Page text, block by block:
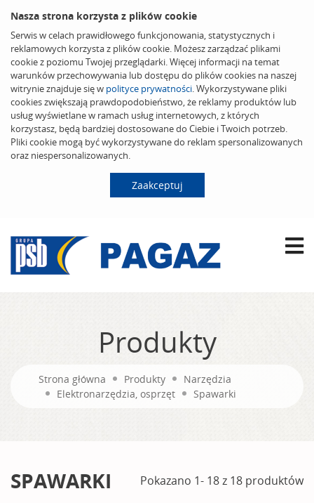
Nasza strona korzysta z plików cookie
Serwis w celach prawidłowego funkcjonowania, statystycznych i
reklamowych korzysta z plików cookie. Możesz zarządzać plikami
cookie z poziomu Twojej przeglądarki. Więcej informacji na temat
warunków przechowywania lub dostępu do plików cookies na naszej
witrynie znajduje się w polityce prywatności. Wykorzystywane pliki
cookies zwiększają prawdopodobieństwo, że reklamy produktów lub
usług wyświetlane w ramach usług internetowych, z których
korzystasz, będą bardziej dostosowane do Ciebie i Twoich potrzeb.
Pliki cookie mogą być wykorzystywane do reklam spersonalizowanych
oraz niespersonalizowanych.
Zaakceptuj
Produkty
Strona główna Produkty
Narzędzia
Elektronarzędzia, osprzęt
Spawarki
SPAWARKI Pokazano 1- 18 z 18 produktów